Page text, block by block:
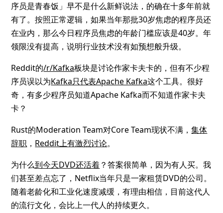
序员是青春饭」早不是什么新鲜说法，的确在十多年前就
有了。按照正常逻辑，如果当年那批30岁焦虑的程序员还
在业内，那么今日程序员焦虑的年龄门槛应该是40岁。年
领限没有提高，说明行业技术没有如预想般升级。
Reddit的/r/Kafka板块是讨论作家卡夫卡的，但有不少程
序员误以为Kafka只代表Apache Kafka这个工具。很好
奇，有多少程序员知道Apache Kafka而不知道作家卡夫
卡？
Rust的Moderation Team对Core Team现状不满，集体
辞职 ， Reddit上有激烈讨论。
为什么到今天DVD还活着？答案很简单，因为有人买。我
们甚至差点忘了，Netflix当年只是一家租赁DVD的公司。
随着老龄化和工业化速度减缓，有理由相信，目前这代人
的流行文化，会比上一代人的持续更久。